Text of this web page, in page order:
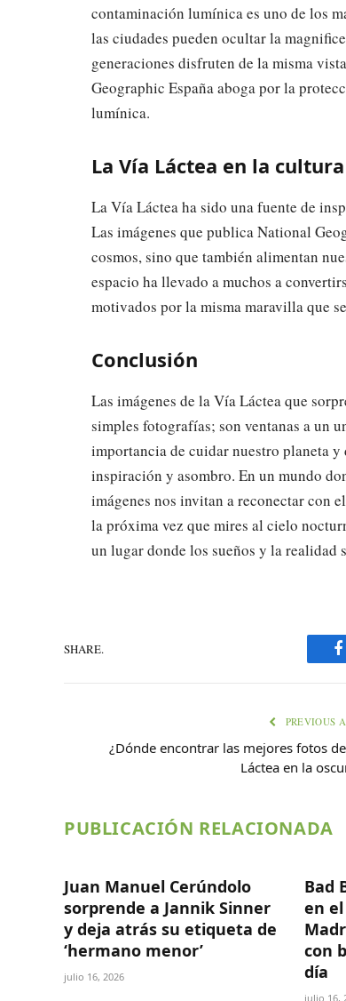
contaminación lumínica es uno de los
las ciudades pueden ocultar la
generaciones disfruten de la misma
Geographic España aboga por la
lumínica.
La Vía Láctea en la
La Vía Láctea ha sido una fuente de
Las imágenes que publica National
cosmos, sino que también alimentan
espacio ha llevado a muchos a
motivados por la misma maravilla que
Conclusión
Las imágenes de la Vía Láctea que
simples fotografías; son ventanas a un
importancia de cuidar nuestro planeta
inspiración y asombro. En un mundo
imágenes nos invitan a reconectar con
la próxima vez que mires al cielo
un lugar donde los sueños y la realidad
SHARE.
PREVIOUS
¿Dónde encontrar las mejores fotos
Láctea en la
PUBLICACIÓN RELACIONADA
Juan Manuel Cerúndolo
sorprende a Jannik Sinner
y deja atrás su etiqueta de
‘hermano menor’
julio 16, 2026
Bad
en
con
día
julio 16,